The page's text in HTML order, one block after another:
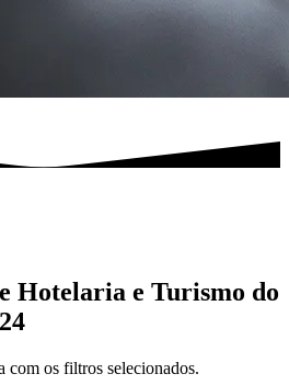
Hotelaria e Turismo do
com os filtros selecionados.